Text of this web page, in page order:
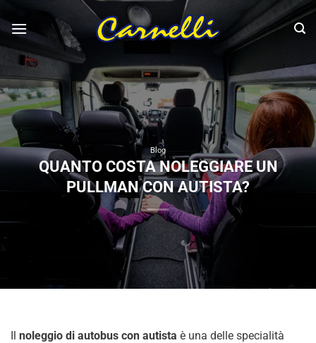
ai
contenuti
Blog
QUANTO COSTA NOLEGGIARE UN
PULLMAN CON AUTISTA?
Il noleggio di autobus con autista è una delle specialità